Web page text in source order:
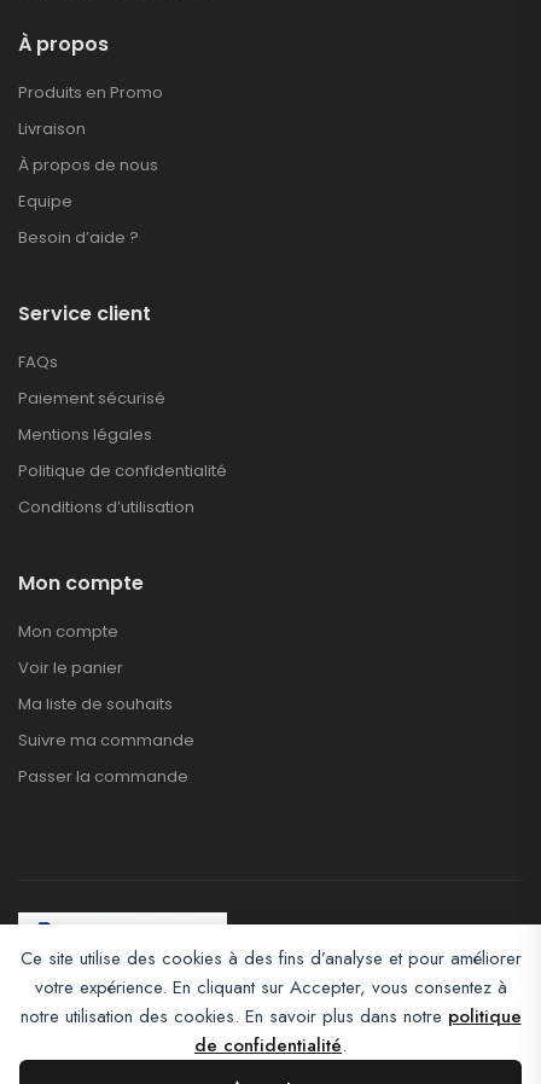
Ce site utilise des cookies à des fins d’analyse et pour améliorer
votre expérience. En cliquant sur Accepter, vous consentez à
notre utilisation des cookies. En savoir plus dans notre politique
de confidentialité.
À propos
Produits en Promo
Livraison
À propos de nous
Equipe
Besoin d’aide ?
Service client
FAQs
Paiement sécurisé
Mentions légales
Politique de confidentialité
Conditions d’utilisation
Mon compte
Mon compte
Voir le panier
Ma liste de souhaits
Suivre ma commande
Passer la commande
Afroclass eCommerce © 2026. All Rights Reserved